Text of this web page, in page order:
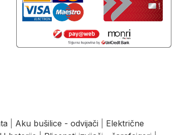
Aku bušilice - odvijači
Električne